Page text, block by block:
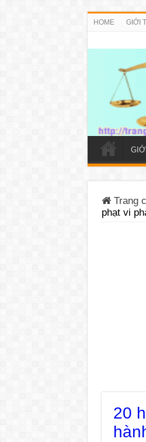
HOME GIỚI
Trang
phạt vi
20